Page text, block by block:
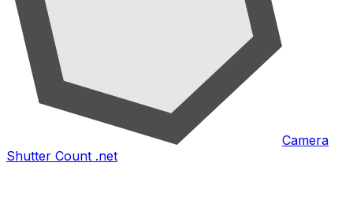
Camera
Shutter Count .net